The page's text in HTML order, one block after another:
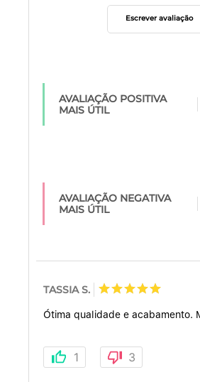
Escrever avaliação
AVALIAÇÃO POSITIVA
MAIS ÚTIL
AVALIAÇÃO NEGATIVA
MAIS ÚTIL
TASSIA S.
Ótima qualidade e acabamento.
1 3